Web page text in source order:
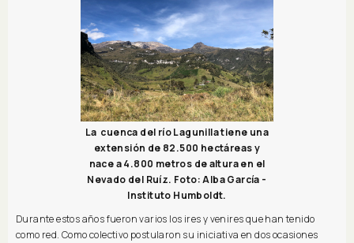
La cuenca del río Lagunilla tiene una
extensión de 82.500 hectáreas y
nace a 4.800 metros de altura en el
Nevado del Ruíz. Foto: Alba García -
Instituto Humboldt.
Durante estos años fueron varios los ires y venires que han tenido
como red. Como colectivo postularon su iniciativa en dos ocasiones